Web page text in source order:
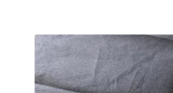
Mentions légales
Mon Compte